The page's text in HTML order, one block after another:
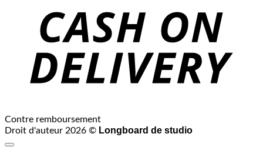
Contre remboursement
Droit d'auteur 2026 © Longboard de studio